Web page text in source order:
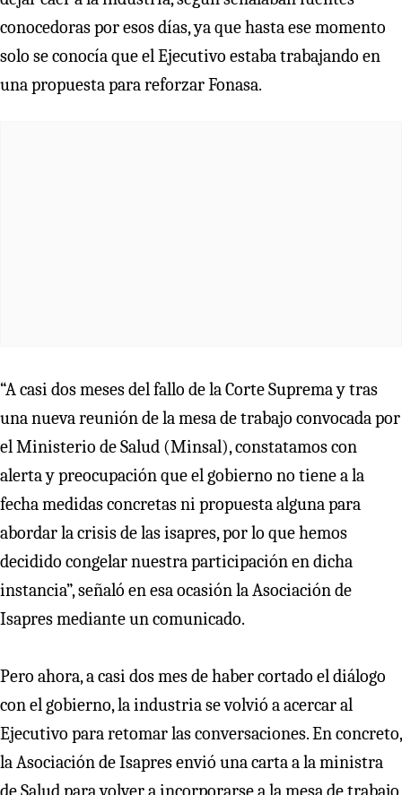
conocedoras por esos días, ya que hasta ese momento
solo se conocía que el Ejecutivo estaba trabajando en
una propuesta para reforzar Fonasa.
“A casi dos meses del fallo de la Corte Suprema y tras
una nueva reunión de la mesa de trabajo convocada por
el Ministerio de Salud (Minsal), constatamos con
alerta y preocupación que el gobierno no tiene a la
fecha medidas concretas ni propuesta alguna para
abordar la crisis de las isapres, por lo que hemos
decidido congelar nuestra participación en dicha
instancia”, señaló en esa ocasión la Asociación de
Isapres mediante un comunicado.
Pero ahora, a casi dos mes de haber cortado el diálogo
con el gobierno, la industria se volvió a acercar al
Ejecutivo para retomar las conversaciones. En concreto,
la Asociación de Isapres envió una carta a la ministra
de Salud para volver a incorporarse a la mesa de trabajo